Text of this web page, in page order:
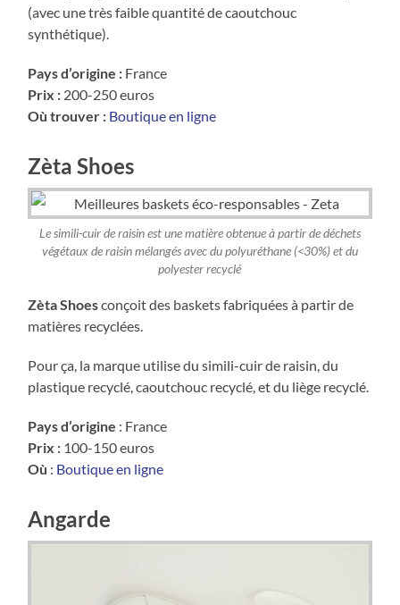
(avec une très faible quantité de caoutchouc
synthétique).
Pays d’origine : France
Prix : 200-250 euros
Où trouver : Boutique en ligne
Zèta Shoes
Le simili-cuir de raisin est une matière obtenue à partir de déchets
végétaux de raisin mélangés avec du polyuréthane (<30%) et du
polyester recyclé
Zèta Shoesconçoit des baskets fabriquées à partir de
matières recyclées.
Pour ça, la marque utilise du simili-cuir de raisin, du
plastique recyclé, caoutchouc recyclé, et du liège recyclé.
Pays d’origine : France
Prix : 100-150 euros
Où : Boutique en ligne
Angarde